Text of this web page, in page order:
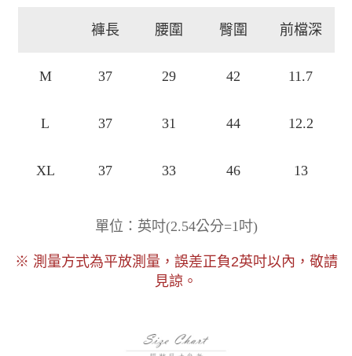
褲長 腰圍 臀圍 前檔深
M 37 29 42 11.7
L 37 31 44 12.2
XL 37 33 46 13
單位：英吋(2.54公分=1吋)
※ 測量方式為平放測量，誤差正負2英吋以內，敬請
見諒。